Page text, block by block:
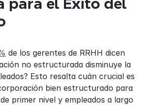
para el Éxito del
de los gerentes de RRHH dicen
no estructurada disminuye la
Esto resalta cuán crucial es
bien estructurado para
primer nivel y empleados a largo